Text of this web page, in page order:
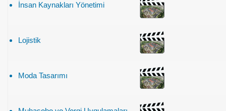
İnsan Kaynakları Yönetimi
Lojistik
Moda Tasarımı